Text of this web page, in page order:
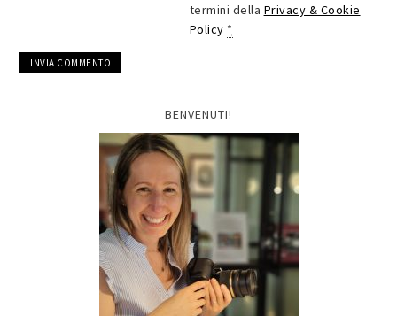
termini della Privacy & Cookie
Policy *
BENVENUTI!